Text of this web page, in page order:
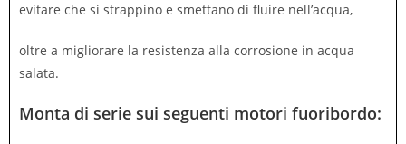
evitare che si strappino e smettano di fluire nell’acqua,
oltre a migliorare la resistenza alla corrosione in acqua
salata.
Monta di serie sui seguenti motori fuoribordo: